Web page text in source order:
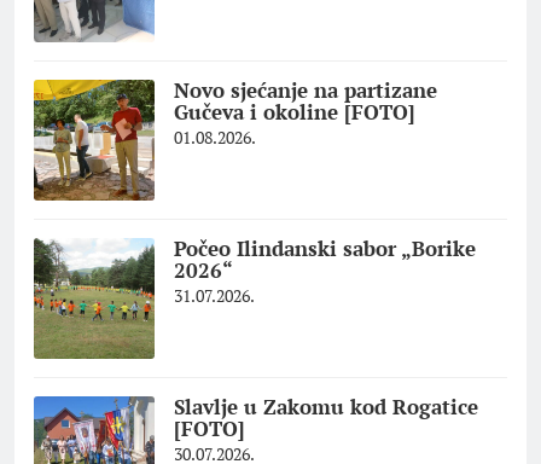
Novo sjećanje na partizane
Gučeva i okoline [FOTO]
01.08.2026.
Počeo Ilindanski sabor „Borike
2026“
31.07.2026.
Slavlje u Zakomu kod Rogatice
[FOTO]
30.07.2026.